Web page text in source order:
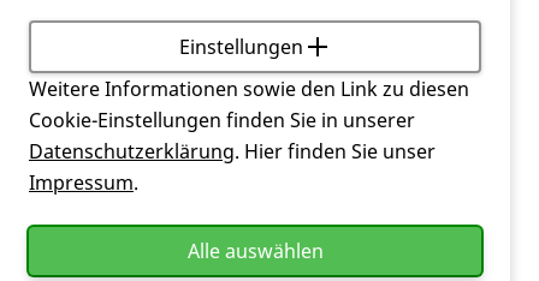
noch Bilder, wo ich am Meer, am See, in den Bergen
oder an einem Fluss bin. Tatsächlich war ich dieses
Jahr ein wenig mehr als sonst unterwegs. Allerdings
habe ich den Rhein bei uns am Wohnort und bin zu
Fuß in fünf Minuten an einem Baggersee. Dadurch
kann man den Eindruck bekommen, dass ich nur
unterwegs bin. Dabei versuche ich mir meine Zeit
und die Wochenenden nur einzuteilen, meine Zeit
für mich sinnvoll zu nutzen.
Einstellungen
Weitere Informationen sowie den Link zu diesen
Cookie-Einstellungen finden Sie in unserer
Datenschutzerklärung. Hier finden Sie unser
Impressum.
Alle auswählen